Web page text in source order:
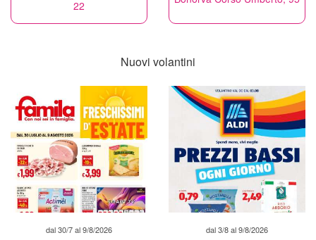
22
Nuovi volantini
dal 30/7 al 9/8/2026 dal 3/8 al 9/8/2026